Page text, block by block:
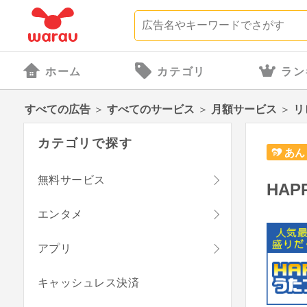
ホーム カテゴリ ラ
すべての広告 ＞ すべてのサービス ＞ 月額サービス ＞
あ
カテゴリで探す
無料サービス
エンタメ
アプリ
キャッシュレス決済